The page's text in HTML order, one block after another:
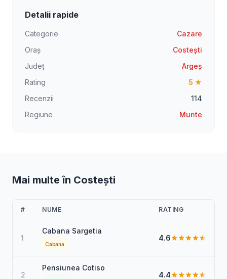
Detalii rapide
Categorie
Cazare
Oraș
Costești
Județ
Argeș
Rating
5 ★
Recenzii
114
Regiune
Munte
Mai multe în Costești
# NUME RATING
1
Cabana Sargetia
Cabana
4.6
2
Pensiunea Cotiso
4.4